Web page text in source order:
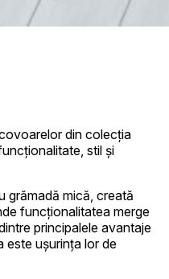
din colecția
stil și
grămadă mică, creată
funcționalitatea merge
principalele avantaje
este ușurința lor de